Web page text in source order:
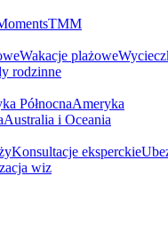
TMM
Wakacje plażowe
rodzinne
PółnocnaAmeryka
Australia i Oceania
Konsultacje eksperckie
wiz